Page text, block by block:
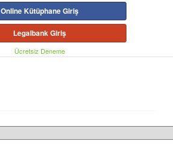
Online Kütüphane Giriş
Legalbank Giriş
Ücretsiz Deneme